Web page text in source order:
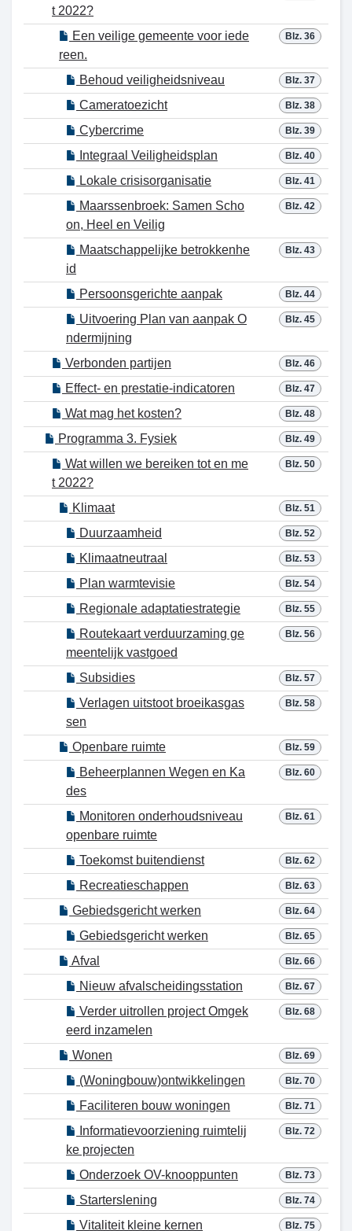
t 2022?
Blz. 36
Een veilige gemeente voor iede
reen.
Blz. 37
Behoud veiligheidsniveau
Blz. 38
Cameratoezicht
Blz. 39
Cybercrime
Blz. 40
Integraal Veiligheidsplan
Blz. 41
Lokale crisisorganisatie
Blz. 42
Maarssenbroek: Samen Scho
on, Heel en Veilig
Blz. 43
Maatschappelijke betrokkenhe
id
Blz. 44
Persoonsgerichte aanpak
Blz. 45
Uitvoering Plan van aanpak O
ndermijning
Blz. 46
Verbonden partijen
Blz. 47
Effect- en prestatie-indicatoren
Blz. 48
Wat mag het kosten?
Blz. 49
Programma 3. Fysiek
Blz. 50
Wat willen we bereiken tot en me
t 2022?
Blz. 51
Klimaat
Blz. 52
Duurzaamheid
Blz. 53
Klimaatneutraal
Blz. 54
Plan warmtevisie
Blz. 55
Regionale adaptatiestrategie
Blz. 56
Routekaart verduurzaming ge
meentelijk vastgoed
Blz. 57
Subsidies
Blz. 58
Verlagen uitstoot broeikasgas
sen
Blz. 59
Openbare ruimte
Blz. 60
Beheerplannen Wegen en Ka
des
Blz. 61
Monitoren onderhoudsniveau
openbare ruimte
Blz. 62
Toekomst buitendienst
Blz. 63
Recreatieschappen
Blz. 64
Gebiedsgericht werken
Blz. 65
Gebiedsgericht werken
Blz. 66
Afval
Blz. 67
Nieuw afvalscheidingsstation
Blz. 68
Verder uitrollen project Omgek
eerd inzamelen
Blz. 69
Wonen
Blz. 70
(Woningbouw)ontwikkelingen
Blz. 71
Faciliteren bouw woningen
Blz. 72
Informatievoorziening ruimtelij
ke projecten
Blz. 73
Onderzoek OV-knooppunten
Blz. 74
Starterslening
Blz. 75
Vitaliteit kleine kernen